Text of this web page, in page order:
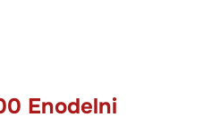
Enodelni